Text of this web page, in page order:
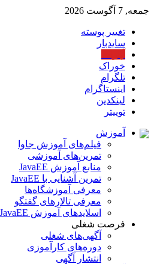
جمعه, 7 آگوست 2026
تغییر پوسته
سایدبار
خوراک
تلگرام
اینستاگرام
لینکدین
توییتر
آموزش
فیلم‌های آموزش جاوا
تمرین‌های آموزشی
منابع آموزش JavaEE
تمرین آشنایی با JavaEE
معرفی آموزشگاه‌ها
معرفی تالارهای گفتگو
اسلایدهای آموزش JavaEE
فرصت شغلی
آگهی‌های شغلی
دوره‌های کارآموزی
انتشار آگهی